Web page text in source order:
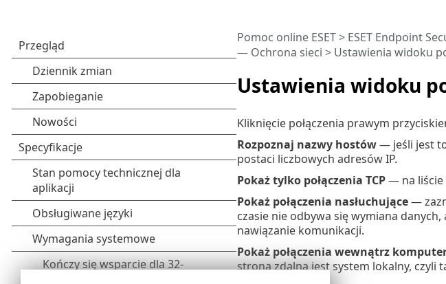
Ustawienia widoku
Pomoc online ESET> ESET Endpoint
— Ochrona sieci > Ustawienia widoku
Kliknięcie połączenia prawym
Rozpoznaj nazwy hostów— jeśli jest to
postaci liczbowych adresów IP.
Pokaż tylko połączenia TCP— na liście
Pokaż połączenia nasłuchujące—
czasie nie odbywa się wymiana
nawiązanie komunikacji.
Pokaż połączenia wewnątrz
stroną zdalną jest system lokalny, czyli